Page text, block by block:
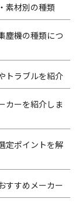
素材別の種類
塵機の種類につ
トラブルを紹介
カーを紹介しま
定ポイントを解
すすめメーカー